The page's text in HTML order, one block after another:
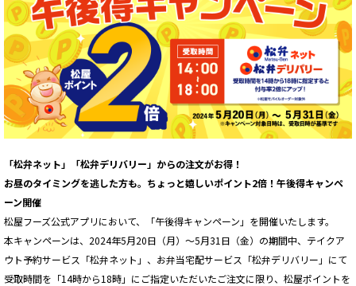
「松弁ネット」「松弁デリバリー」からの注文がお得！
お昼のタイミングを逃した方も。ちょっと嬉しいポイント2倍！午後得キャンペ
ーン開催
松屋フーズ公式アプリにおいて、「午後得キャンペーン」を開催いたします。
本キャンペーンは、2024年5月20日（月）～5月31日（金）の期間中、テイクア
ウト予約サービス「松弁ネット」、お弁当宅配サービス「松弁デリバリー」にて
受取時間を「14時から18時」にご指定いただいたご注文に限り、松屋ポイントを